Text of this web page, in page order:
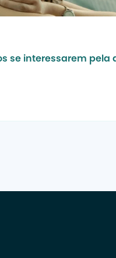
se interessarem pela